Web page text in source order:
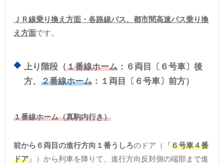
ＪＲ線乗り換え方面・各路線バス、都市間高速バス乗り換
え方面です。
上り階段（１番線ホーム ：６両目〔６号車〕後
方、２番線ホーム ：１両目〔６号車〕前方）
１番線ホーム（真駒内行き）
前から６両目の進行方向１番うしろのドア（『６号車４番
ドア 』）から列車を降りて、進行方向反対側の端部まで進